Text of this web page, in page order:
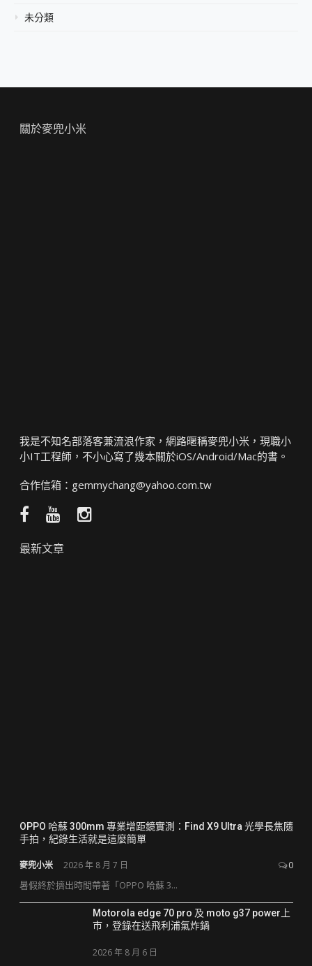
未分類
關於麥兜小米
我是不知名部落客兼流浪作家，網路暱稱麥兜小米，現職小
小IT工程師，不小心寫了幾本關於iOS/Android/Mac的書。
合作信箱： gemmychang@yahoo.com.tw
Facebook
團
YouTube
頻
Instagram
最新文章
OPPO 哈蘇 300mm 專業增距鏡實測：Find X9 Ultra 光學長焦隨
手拍，紀錄生活就是這麼簡單
麥兜小米 2026 年 8 月 7 日 0
暑假終於擠出時間帶著「OPPO 哈蘇 3...
Motorola edge 70 pro 及 moto g37 power上
市，登錄在送飛利浦氣炸鍋
2026 年 8 月 6 日